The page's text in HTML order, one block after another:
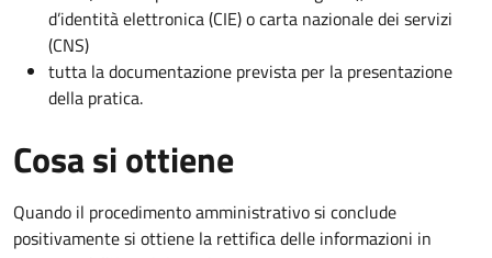
d’identità elettronica (CIE) o carta nazionale dei servizi
(CNS)
tutta la documentazione prevista per la presentazione
della pratica.
Cosa si ottiene
Quando il procedimento amministrativo si conclude
positivamente si ottiene la rettifica delle informazioni in